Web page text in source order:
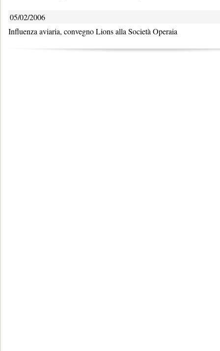
05/02/2006
Influenza aviaria, convegno Lions alla Società Operaia